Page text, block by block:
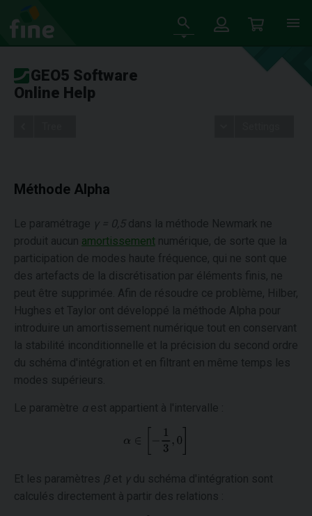
GEO5 Software
Online Help
Méthode Alpha
Le paramétrage γ = 0,5dans la méthode Newmark ne
produit aucun amortissement numérique, de sorte que la
participation de modes haute fréquence, qui ne sont que
des artefacts de la discrétisation par éléments finis, ne
peut être supprimée. Afin de résoudre ce problème, Hilber,
Hughes et Taylor ont développé la méthode Alpha pour
introduire un amortissement numérique tout en conservant
la stabilité inconditionnelle et la précision du second ordre
du schéma d'intégration et en filtrant en même temps les
modes supérieurs.
Le paramètre α est appartient à l'intervalle :
Et les paramètres βet γdu schéma d'intégration sont
calculés directement à partir des relations :